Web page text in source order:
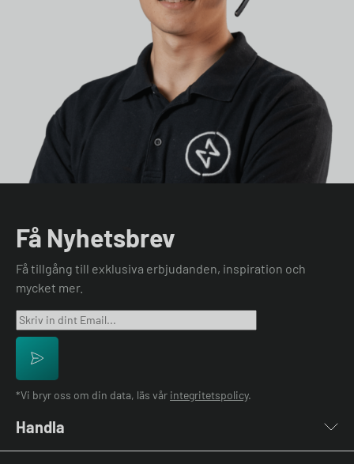
Få Nyhetsbrev
Få tillgång till exklusiva erbjudanden, inspiration och
mycket mer.
*Vi bryr oss om din data, läs vår integritetspolicy.
Handla